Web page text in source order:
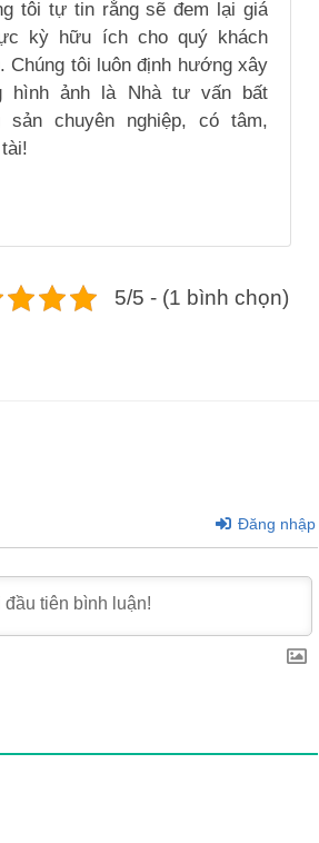
tôi tự tin rằng sẽ đem lại giá
kỳ hữu ích cho quý khách
Chúng tôi luôn định hướng xây
hình ảnh là Nhà tư vấn bất
sản chuyên nghiệp, có tâm,
5/5 - (1 bình chọn)
Đăng nhập